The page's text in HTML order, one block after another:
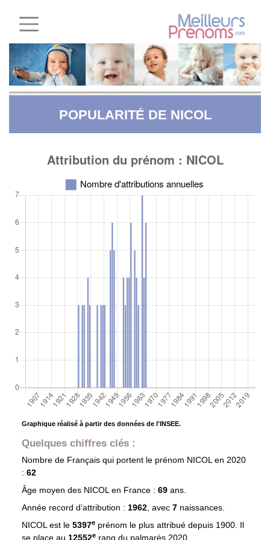
POPULARITÉ DE NICOL
Graphique réalisé à partir des données de l'INSEE.
Quelques chiffres clés :
Nombre de Français qui portent le prénom NICOLen 2020
: 62
Âge moyen des NICOLen France : 69 ans.
Année record d’attribution : 1962, avec 7 naissances.
NICOL est le 5397eprénom le plus attribué depuis 1900. Il
se place au 12552e rang du palmarès 2020.